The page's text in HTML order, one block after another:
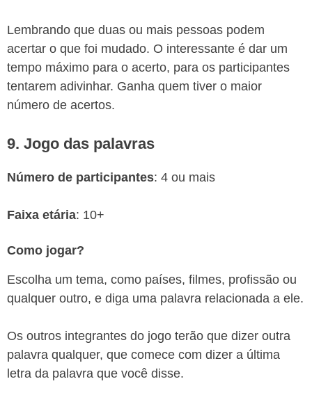
Lembrando que duas ou mais pessoas podem
acertar o que foi mudado. O interessante é dar um
tempo máximo para o acerto, para os participantes
tentarem adivinhar. Ganha quem tiver o maior
número de acertos.
9. Jogo das palavras
Número de participantes: 4 ou mais
Faixa etária: 10+
Como jogar?
Escolha um tema, como países, filmes, profissão ou
qualquer outro, e diga uma palavra relacionada a ele.
Os outros integrantes do jogo terão que dizer outra
palavra qualquer, que comece com dizer a última
letra da palavra que você disse.